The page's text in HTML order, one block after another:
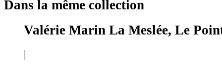
Dans la même collection
Valérie Marin La Meslée, Le
|